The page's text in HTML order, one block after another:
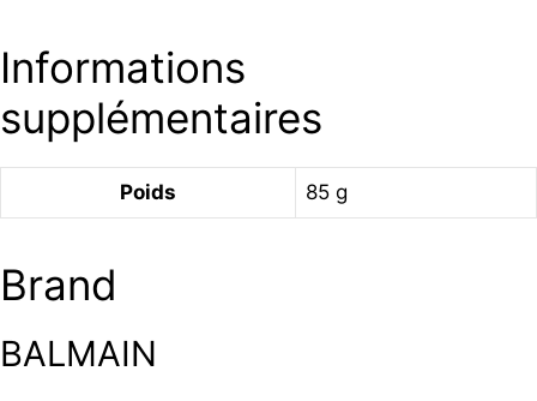
Informations
supplémentaires
Poids 85 g
Brand
BALMAIN